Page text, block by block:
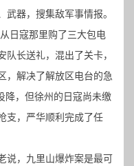
器，搜集敌军事情报。
日寇那里购了三大包电
长送礼，混出了关卡，
，解决了解放区电台的急
降，但徐州的日寇尚未缴
支，严华顺利完成了任
，九里山爆炸案是最可